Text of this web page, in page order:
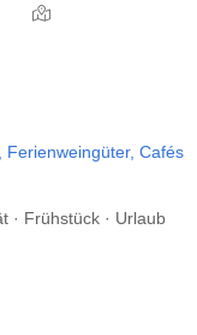
Ferienweingüter, Cafés
· Frühstück · Urlaub